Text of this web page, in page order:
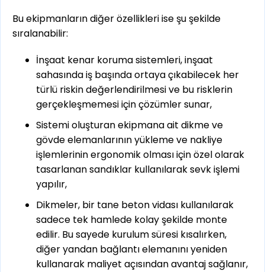
Bu ekipmanların diğer özellikleri ise şu şekilde
sıralanabilir:
İnşaat kenar koruma sistemleri, inşaat
sahasında iş başında ortaya çıkabilecek her
türlü riskin değerlendirilmesi ve bu risklerin
gerçekleşmemesi için çözümler sunar,
Sistemi oluşturan ekipmana ait dikme ve
gövde elemanlarının yükleme ve nakliye
işlemlerinin ergonomik olması için özel olarak
tasarlanan sandıklar kullanılarak sevk işlemi
yapılır,
Dikmeler, bir tane beton vidası kullanılarak
sadece tek hamlede kolay şekilde monte
edilir. Bu sayede kurulum süresi kısalırken,
diğer yandan bağlantı elemanını yeniden
kullanarak maliyet açısından avantaj sağlanır,